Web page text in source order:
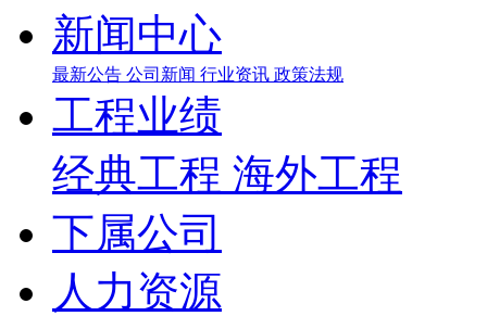
新闻中心
最新公告 公司新闻 行业资讯 政策法规
工程业绩
经典工程 海外工程
下属公司
人力资源